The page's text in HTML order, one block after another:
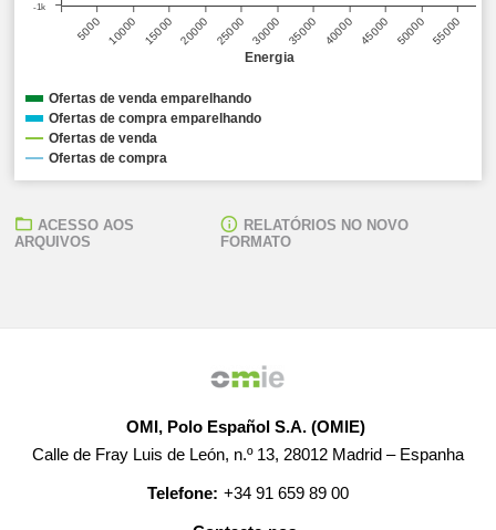
Energia
5000 10000 15000 20000 25000 30000 35000 40000 45000 50000 55000
-1k
Ofertas de venda emparelhando
Ofertas de compra emparelhando
Ofertas de venda
Ofertas de compra
ACESSO AOS
ARQUIVOS
RELATÓRIOS NO NOVO
FORMATO
OMI, Polo Español S.A. (OMIE)
Calle de Fray Luis de León, n.º 13, 28012 Madrid – Espanha
Telefone: +34 91 659 89 00